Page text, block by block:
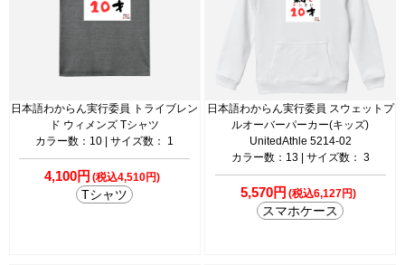
日本語わからん実行委員 トライブレン
ド ウィメンズ Tシャツ
カラー数：10 | サイズ数： 1
4,100円 (税込4,510円)
Tシャツ
日本語わからん実行委員 スウェットプ
ルオーバーパーカー(キッズ)
UnitedAthle 5214-02
カラー数：13 | サイズ数： 3
5,570円 (税込6,127円)
スマホケース